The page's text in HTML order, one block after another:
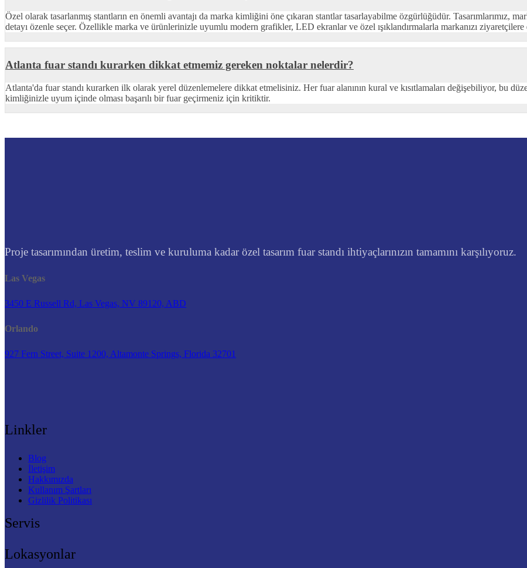
Özel olarak tasarlanmış stantların en önemli avantajı da marka kimliğini öne çıkaran stantlar tasarlayabilme özgürlüğüdür. Tasarımlarımız,
detayı özenle seçer. Özellikle marka ve ürünlerinizle uyumlu modern grafikler, LED ekranlar ve özel ışıklandırmalarla markanızı
Atlanta fuar standı kurarken dikkat etmemiz gereken noktalar nelerdir?
Atlanta'da fuar standı kurarken ilk olarak yerel düzenlemelere dikkat etmelisiniz. Her fuar alanının kural ve kısıtlamaları değişebiliyor, bu
kimliğinizle uyum içinde olması başarılı bir fuar geçirmeniz için kritiktir.
Proje tasarımından üretim, teslim ve kuruluma kadar özel tasarım fuar standı ihtiyaçlarınızın tamamını karşılıyoruz.
Las Vegas
3450 E Russell Rd, Las Vegas, NV 89120, ABD
Orlando
927 Fern Street, Suite 1200, Altamonte Springs, Florida 32701
Linkler
Blog
İletişim
Hakkımızda
Kullanım Şartları
Gizlilik Politikası
Servis
Lokasyonlar